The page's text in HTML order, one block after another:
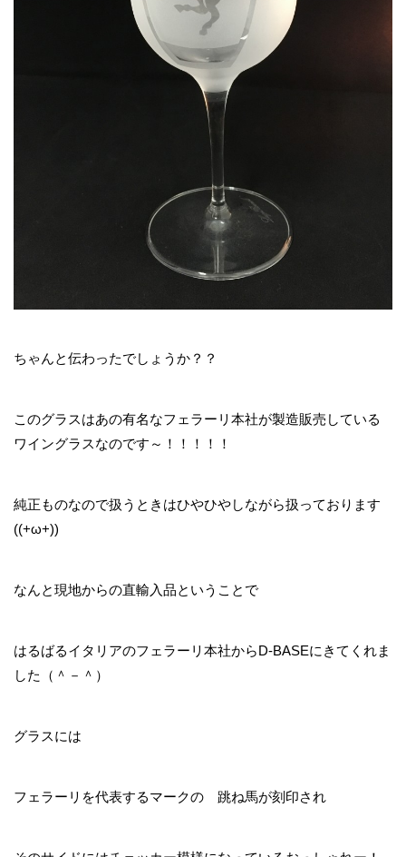
ちゃんと伝わったでしょうか？？
このグラスはあの有名なフェラーリ本社が製造販売している
ワイングラスなのです～！！！！！
純正ものなので扱うときはひやひやしながら扱っております
((+ω+))
なんと現地からの直輸入品ということで
はるばるイタリアのフェラーリ本社からD-BASEにきてくれま
した（＾－＾）
グラスには
フェラーリを代表するマークの 跳ね馬が刻印され